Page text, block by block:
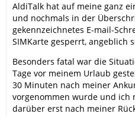
AldiTalk hat auf meine ganz
und nochmals in der
gekennzeichnetes E-mail-
SIMKarte gesperrt, angeblich
Besonders fatal war die
Tage vor meinem Urlaub
30 Minuten nach meiner
vorgenommen wurde und
darüber erst nach meiner